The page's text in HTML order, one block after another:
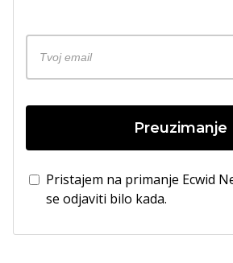
Preuzimanje
Pristajem na primanje Ecwid
se odjaviti bilo kada.